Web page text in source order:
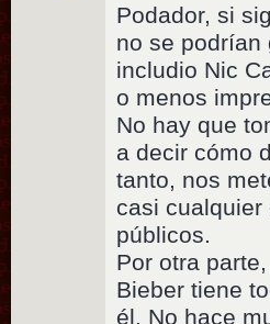
Podador, si
no se podrían
includio Nic
o menos
No hay que
a decir cómo
tanto, nos
casi
públicos.
Por otra
Bieber tiene
él. No hace